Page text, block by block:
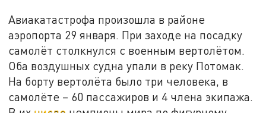
Авиакатастрофа произошла в районе
аэропорта 29 января. При заходе на посадку
самолёт столкнулся с военным вертолётом.
Оба воздушных судна упали в реку Потомак.
На борту вертолёта было три человека, в
самолёте – 60 пассажиров и 4 члена экипажа.